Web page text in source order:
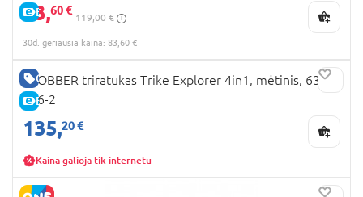
E-KAINA
83,60 €
119,00 €
30d. geriausia kaina: 83,60 €
GERA KAINA
E-KAINA
GLOBBER triratukas Trike Explorer 4in1, mėtinis, 632-
206-2
135,20 €
Kaina galioja tik internetu